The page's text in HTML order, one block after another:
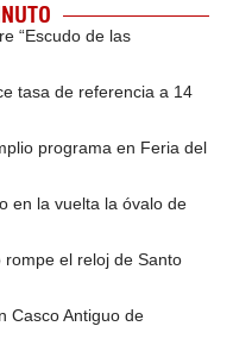
“Escudo de las
tasa de referencia a 14
programa en Feria del
en la vuelta la óvalo de
rompe el reloj de Santo
Casco Antiguo de